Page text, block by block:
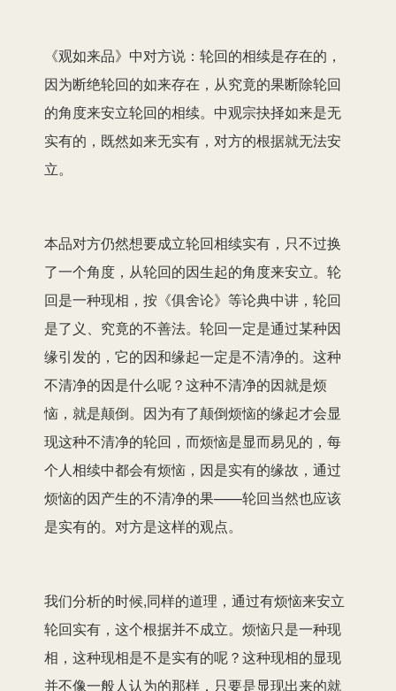
《观如来品》中对方说：轮回的相续是存在的，
因为断绝轮回的如来存在，从究竟的果断除轮回
的角度来安立轮回的相续。中观宗抉择如来是无
实有的，既然如来无实有，对方的根据就无法安
立。
本品对方仍然想要成立轮回相续实有，只不过换
了一个角度，从轮回的因生起的角度来安立。轮
回是一种现相，按《俱舍论》等论典中讲，轮回
是了义、究竟的不善法。轮回一定是通过某种因
缘引发的，它的因和缘起一定是不清净的。这种
不清净的因是什么呢？这种不清净的因就是烦
恼，就是颠倒。因为有了颠倒烦恼的缘起才会显
现这种不清净的轮回，而烦恼是显而易见的，每
个人相续中都会有烦恼，因是实有的缘故，通过
烦恼的因产生的不清净的果——轮回当然也应该
是实有的。对方是这样的观点。
我们分析的时候,同样的道理，通过有烦恼来安立
轮回实有，这个根据并不成立。烦恼只是一种现
相，这种现相是不是实有的呢？这种现相的显现
并不像一般人认为的那样，只要是显现出来的就